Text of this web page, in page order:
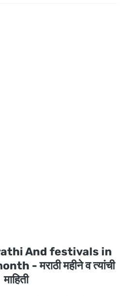
And festivals in
- मराठी महीने व त्यांची
माहिती